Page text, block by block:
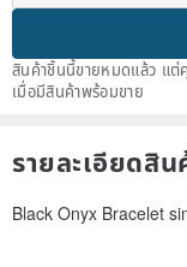
สินค้าชิ้นนี้ขายหมดแล้ว แต่
เมื่อมีสินค้าพร้อมขาย
รายละเอียดสิน
Black Onyx Bracelet